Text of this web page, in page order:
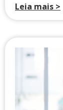
Leia mais >